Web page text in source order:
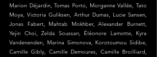
Marion Déjardin, Tomas Porto, Morganne Vallée, Tato
Moya, Victoria Guliksen, Arthur Dumas, Lucie Sansen,
Jonas Fabert, Mahtab Mokhber, Alexander Burnett,
Yejin Choi, Zelda Soussan, Éléonore Lamotte, Kyra
Vandenenden, Marina Simonova, Korotoumou Sidibe,
Camille Gibly, Camille Demoures, Camille Broilliard,